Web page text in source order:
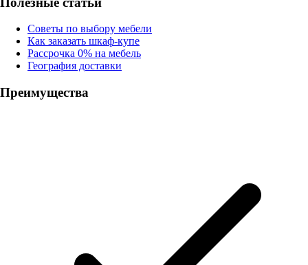
Советы по выбору мебели
Как заказать шкаф-купе
Рассрочка 0% на мебель
География доставки
Преимущества